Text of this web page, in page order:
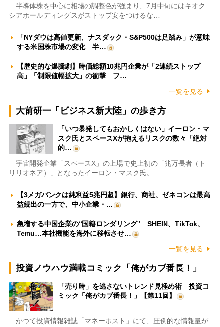
半導体株を中心に相場の調整色が強まり、7月中旬にはキオク
シアホールディングスがストップ安をつけるな…
「NYダウは高値更新、ナスダック・S&P500は足踏み」が意味
する米国株市場の変化 半…
【歴史的な爆騰劇】時価総額10兆円企業が「2連続ストップ
高」「制限値幅拡大」の衝撃 フ…
一覧を見る
大前研一「ビジネス新大陸」の歩き方
「いつ暴発してもおかしくはない」イーロン・マ
スク氏とスペースXが抱えるリスクの数々「絶対
的…
宇宙開発企業「スペースX」の上場で史上初の「兆万長者（ト
リリオネア）」となったイーロン・マスク氏。…
【3メガバンクは純利益5兆円超】銀行、商社、ゼネコンは最高
益続出の一方で、中小企業・…
急増する中国企業の“国籍ロンダリング” SHEIN、TikTok、
Temu…本社機能を海外に移転させ…
一覧を見る
投資ノウハウ満載コミック「俺がカブ番長！」
「売り時」を逃さないトレンド見極め術 投資コ
ミック「俺がカブ番長！」【第11回】
かつて投資情報雑誌「マネーポスト」にて、圧倒的な情報量が